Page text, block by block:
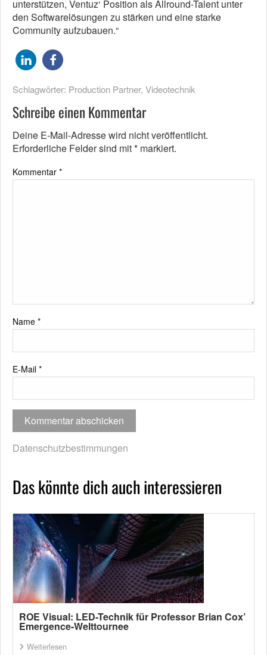
unterstützen, Ventuz‘ Position als Allround-Talent unter
den Softwarelösungen zu stärken und eine starke
Community aufzubauen.“
Schlagwörter: Production Partner, Videotechnik
Schreibe einen Kommentar
Deine E-Mail-Adresse wird nicht veröffentlicht.
Erforderliche Felder sind mit* markiert.
Kommentar *
Name *
E-Mail *
Datenschutzbestimmungen
Das könnte dich auch interessieren
ROE Visual: LED-Technik für Professor Brian Cox’
Emergence-Welttournee
Weiterlesen